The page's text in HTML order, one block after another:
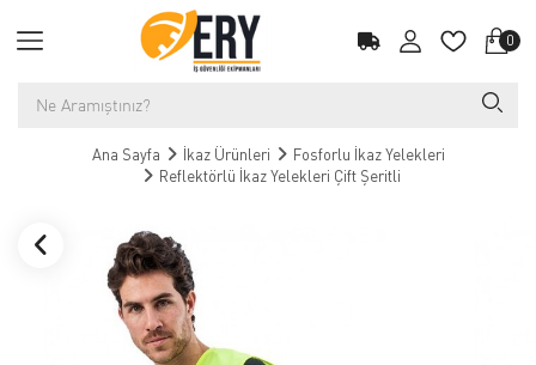
0
Ana Sayfa İkaz Ürünleri
Fosforlu İkaz Yelekleri
Reflektörlü İkaz Yelekleri Çift Şeritli